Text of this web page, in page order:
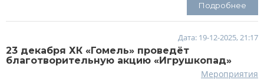
Подробнее
Дата: 19-12-2025, 21:17
23 декабря ХК «Гомель» проведёт
благотворительную акцию «Игрушкопад»
Мероприятия